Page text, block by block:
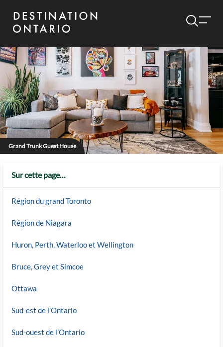
Grand Trunk Guest House
Sur cette page…
Région du grand Toronto
Région de Niagara
Huron, Perth, Waterloo et Wellington
Bruce, Grey et Simcoe
Ottawa
Sud-est de l’Ontario
Sud-ouest de l’Ontario